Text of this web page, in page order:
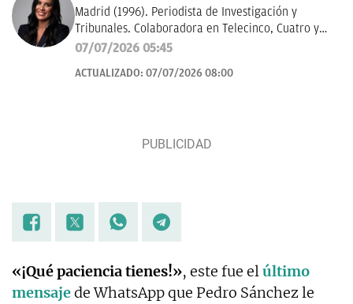
Madrid (1996). Periodista de Investigación y
Tribunales. Colaboradora en Telecinco, Cuatro y
Telemadrid. Graduada en Periodismo por la
Televisión por la Universidad Católica de Milán.
07/07/2026 05:45
ACTUALIZADO: 07/07/2026 08:00
«¡Qué paciencia tienes!», este fue elúltimo
mensajede WhatsApp que Pedro Sánchez le